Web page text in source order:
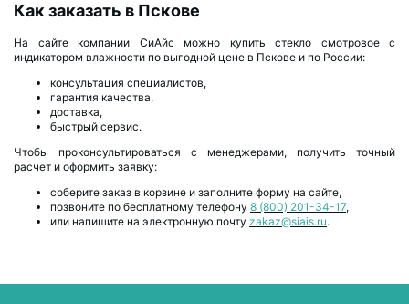
Как заказать в Пскове
На сайте компании СиАйс можно купить стекло смотровое с
индикатором влажности по выгодной цене в Пскове и по России:
консультация специалистов,
гарантия качества,
доставка,
быстрый сервис.
Чтобы проконсультироваться с менеджерами, получить точный
расчет и оформить заявку:
соберите заказ в корзине и заполните форму на сайте,
позвоните по бесплатному телефону 8 (800) 201-34-17,
или напишите на электронную почту zakaz@siais.ru.